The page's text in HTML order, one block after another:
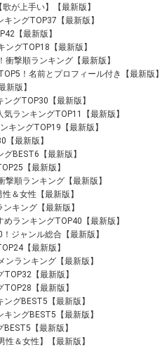
が上手い】【最新版】
ングTOP37【最新版】
【最新版】
グTOP18【最新版】
撃順ランキング【最新版】
！名前とプロフィール付き【最新版】
新版】
グTOP30【最新版】
ランキングTOP11【最新版】
ンキングTOP19【最新版】
【最新版】
BEST6【最新版】
【最新版】
順ランキング【最新版】
＆女性【最新版】
キング【最新版】
ランキングTOP40【最新版】
ジャンル総合【最新版】
【最新版】
ランキング【最新版】
【最新版】
【最新版】
グBEST5【最新版】
ングBEST5【最新版】
【最新版】
＆女性】【最新版】